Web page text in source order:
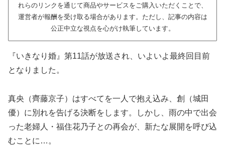
れらのリンクを通じて商品やサービスをご購入いただくことで、
運営者が報酬を受け取る場合があります。ただし、記事の内容は
公正中立な視点を心がけ執筆しています。
『いきなり婚』第11話が放送され、いよいよ最終回目前
となりました。
真央（齊藤京子）はすべてを一人で抱え込み、創（城田
優）に別れを告げる決断をします。しかし、雨の中で出会
った老婦人・福住花乃子との再会が、新たな展開を呼び込
むことに…。